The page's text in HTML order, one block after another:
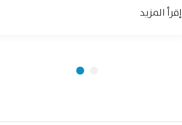
إقرأ المزيد